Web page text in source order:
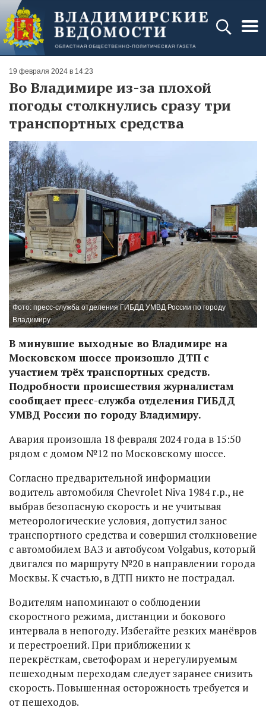
19 февраля 2024 в 14:23
Во Владимире из-за плохой
погоды столкнулись сразу три
транспортных средства
Фото: пресс-служба отделения ГИБДД УМВД России по городу
Владимиру
В минувшие выходные во Владимире на
Московском шоссе произошло ДТП с
участием трёх транспортных средств.
Подробности происшествия журналистам
сообщает пресс-служба отделения ГИБДД
УМВД России по городу Владимиру.
Авария произошла 18 февраля 2024 года в 15:50
рядом с домом №12 по Московскому шоссе.
Согласно предварительной информации
водитель автомобиля Chevrolet Niva 1984 г.р., не
выбрав безопасную скорость и не учитывая
метеорологические условия, допустил занос
транспортного средства и совершил столкновение
с автомобилем ВАЗ и автобусом Volgabus, который
двигался по маршруту №20 в направлении города
Москвы. К счастью, в ДТП никто не пострадал.
Водителям напоминают о соблюдении
скоростного режима, дистанции и бокового
интервала в непогоду. Избегайте резких манёвров
и перестроений. При приближении к
перекрёсткам, светофорам и нерегулируемым
пешеходным переходам следует заранее снизить
скорость. Повышенная осторожность требуется и
от пешеходов.